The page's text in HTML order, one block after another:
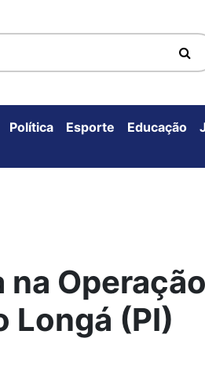
Política Esporte Educação
na
Longá (PI)